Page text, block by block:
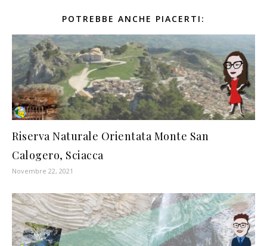
POTREBBE ANCHE PIACERTI:
Riserva Naturale Orientata Monte San
Calogero, Sciacca
Novembre 22, 2021